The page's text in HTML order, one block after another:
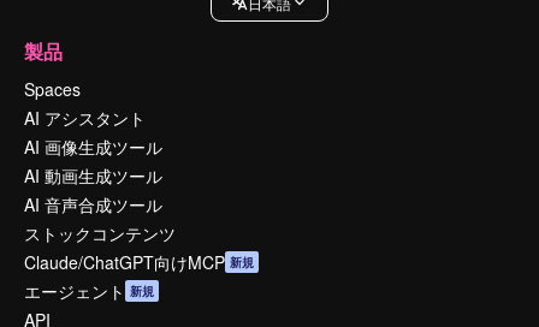
製品
Spaces
AI アシスタント
AI 画像生成ツール
AI 動画生成ツール
AI 音声合成ツール
ストックコンテンツ
Claude/ChatGPT向けMCP 新規
エージェント 新規
API